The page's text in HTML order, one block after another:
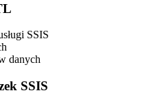
SSIS
danych
SSIS